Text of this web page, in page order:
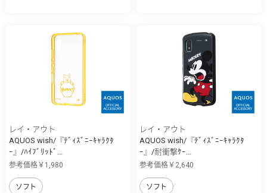
レイ・アウト
AQUOS wish/『ﾃﾞｨｽﾞﾆｰｷｬﾗｸﾀ
ｰ』/ﾊｲﾌﾞﾘｯﾄﾞ...
参考価格￥1,980
ソフト
レイ・アウト
AQUOS wish/『ﾃﾞｨｽﾞﾆｰｷｬﾗｸﾀ
ｰ』/耐衝撃ｹｰ...
参考価格￥2,640
ソフト